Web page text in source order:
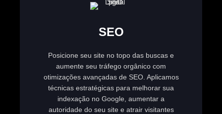
SEO
Posicione seu site no topo das buscas e
aumente seu tráfego orgânico com
otimizações avançadas de SEO. Aplicamos
técnicas estratégicas para melhorar sua
indexação no Google, aumentar a
autoridade do seu site e atrair visitantes